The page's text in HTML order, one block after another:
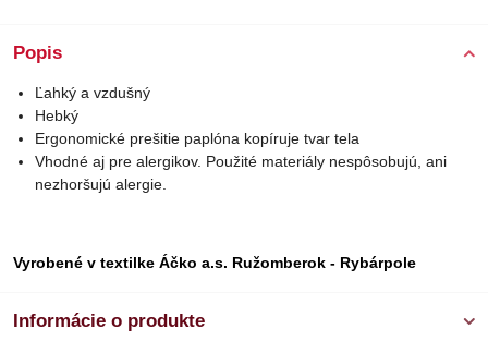
Popis
Ľahký a vzdušný
Hebký
Ergonomické prešitie paplóna kopíruje tvar tela
Vhodné aj pre alergikov. Použité materiály nespôsobujú, ani
nezhoršujú alergie.
Vyrobené v textilke Áčko a.s. Ružomberok - Rybárpole
Informácie o produkte